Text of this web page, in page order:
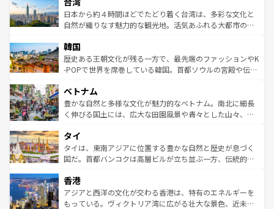
情報はコンテンツ一覧を参照してほしい。
人々、おいしいローカルフードやハワイアンミュージッ
ク、伝統的なフラダンスなど、すべてがハワイの魅力を彩
ワイを、存分に味わってほしい。 なお、新着のハワイ情報
はコンテンツ一覧を参照してほしい。
リアリーフや大陸中央部にそびえるウルル（エアーズロッ
ク）、タスマニアの美しい原生林やケアンズの熱帯雨林な
ど、見どころがたくさん。また、カフェやワイン、オージ
いる。アクティビティも充実しており、サーフィンやダイ
ビング、ハイキングなど、アウトドア好きにはたまらな
い。オーストラリアの多彩な魅力を存分に味わいつくそ
参照してほしい。
日本から約４時間ほどでたどり着く台湾は、多彩な文化と
自然が織りなす魅力的な観光地。活気あふれる大都市の台
ン）、静ひつな山岳地帯である台湾東部など、都市の喧騒
と山間の静けさが共存しており、訪れる人に新しい発見と
驚きをもたらしてくれる。また、奥深い台湾の食文化も魅
容にもいいと評判のスイーツなど、バラエティ豊かな料理
が味わえる。 なお、新着の台湾情報は コンテンツ一覧を参
照してほしい。
韓国
歴史ある王朝文化が残る一方で、最先端のファッションやK
-POPで世界を席巻している韓国。首都ソウルの宮殿や伝統
き、地方に足を延ばせば四季折々の自然美を楽しむことが
できる。そして、キムチや焼肉、絶品のストリートフード
まで、さまざまな韓国料理が待っている。夜には、韓国な
リティに包まれながら、韓国の多彩な魅力を心ゆくまで味
わってみてほしい。 なお、新着の韓国情報はコンテンツ一
覧を参照してほしい。
ベトナム
豊かな自然と多様な文化が魅力的なベトナム。南北に細長
く伸びる国土には、広大な田園風景や青々とした山々、世
急速な発展と共に伝統が息づく。ハノイの古い町並みやホ
ーチミン市のフランス統治時代の建物も、独特の雰囲気を
醸し出している。また、バラエティの豊かさとおいしさで
とつ。フォーやバインミー、ベトナムコーヒーなどは、ぜ
ひ現地で味わいたい。どの地域を訪れてもあたたかい人々
が旅行者を迎えてくれるので、きっと忘れられない旅にな
タイ
タイは、東南アジアに位置する豊かな自然と歴史が息づく
国だ。首都バンコクは高層ビルが立ち並ぶ一方、伝統的な
の活気が交差している。北部ではチェンマイなどの山岳地
帯で自然と触れ合い、南部ではプーケットやクラビの美し
いビーチでリゾート気分を楽しむことができる。タイ料理
香港
アジアと西洋の文化が交わる香港は、特有のエネルギーを
もっている。ヴィクトリア湾に広がる壮大な景色、近未来